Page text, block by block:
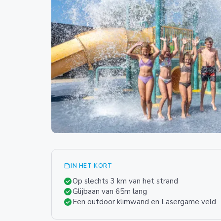
summarizeIN HET KORT
check_circleOp slechts 3 km van het strand
check_circleGlijbaan van 65m lang
check_circleEen outdoor klimwand en Lasergame veld